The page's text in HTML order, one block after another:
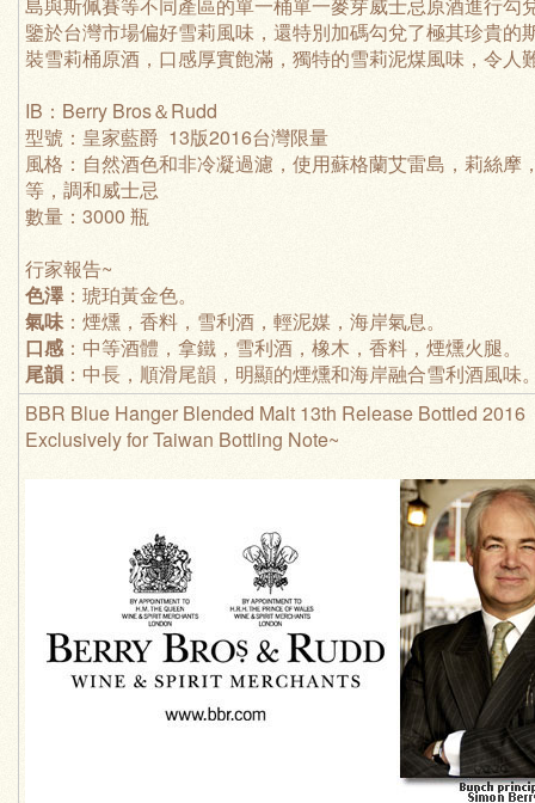
鑒於台灣市場偏好雪莉風味，還特別加碼勾兌了極其珍貴的
裝雪莉桶原酒，口感厚實飽滿，獨特的雪莉泥煤風味，令人
IB：Berry Bros＆Rudd
型號：皇家藍爵 13版2016台灣限量
風格：自然酒色和非冷凝過濾，使用蘇格蘭艾雷島，莉絲摩
等，調和威士忌
數量：3000 瓶
行家報告~
色澤：琥珀黃金色。
氣味：煙燻，香料，雪利酒，輕泥媒，海岸氣息。
口感：中等酒體，拿鐵，雪利酒，橡木，香料，煙燻火腿。
尾韻 ：中長，順滑尾韻，明顯的煙燻和海岸融合雪利酒風味
BBR Blue Hanger Blended Malt 13th Release Bottled 2016
Exclusively for Taiwan Bottling Note~